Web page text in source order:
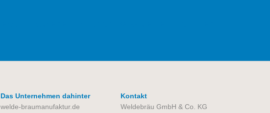
Das Unternehmen dahinter
welde-braumanufaktur.de
Kontakt
Weldebräu GmbH & Co. KG